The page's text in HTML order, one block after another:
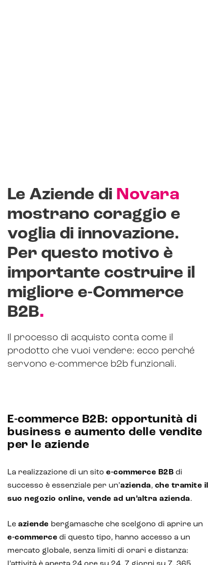
CRM & email marketing
Sistemi di loyalty
Hubspot
Email marketing
Le Aziende di Novara
mostrano coraggio e
voglia di innovazione.
Per questo motivo è
importante costruire il
migliore e-Commerce
B2B.
Il processo di acquisto conta come il
prodotto che vuoi vendere: ecco perché
servono e-commerce b2b funzionali.
E-commerce B2B: opportunità di
business e aumento delle vendite
per le aziende
La realizzazione di un sito e-commerce B2B di
successo è essenziale per un’azienda, che tramite il
suo negozio online, vende ad un’altra azienda.
Le aziende bergamasche che scelgono di aprire un
e-commerce di questo tipo, hanno accesso a un
mercato globale, senza limiti di orari e distanza: